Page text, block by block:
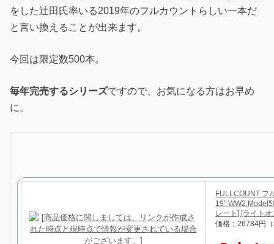
をした辻田氏率いる2019年のフルカウントらしい一本だ
と言い換えることが出来ます。
今回は限定数500本。
毎年完売するシリーズですので、お気になる方はお早め
に。
FULLCOUNT フ
19″ WW2
レート] [ライト
価格：26784円